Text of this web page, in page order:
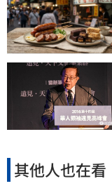
其他人也在看